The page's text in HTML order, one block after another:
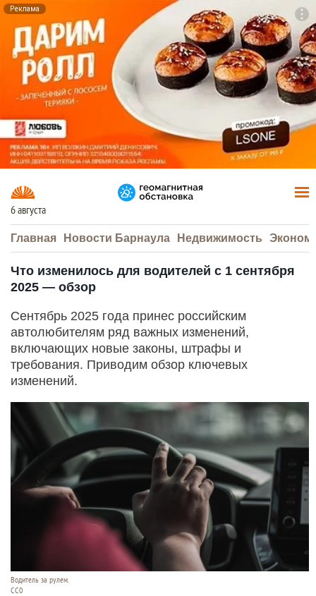
Реклама
6 августа
Главная Новости Барнаула Недвижимость
Что изменилось для водителей с 1 сентября
2025 — обзор
Сентябрь 2025 года принес российским
автолюбителям ряд важных изменений,
включающих новые законы, штрафы и
требования. Приводим обзор ключевых
изменений.
Водитель за рулем.
СС0